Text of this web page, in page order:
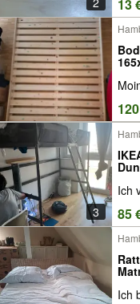
13
3
Ich
85
Ich